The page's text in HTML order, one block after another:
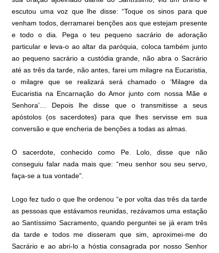
escutou uma voz que lhe disse: “Toque os sinos para que
venham todos, derramarei benções aos que estejam presente
e todo o dia. Pega o teu pequeno sacrário de adoração
particular e leva-o ao altar da paróquia, coloca também junto
ao pequeno sacrário a custódia grande, não abra o Sacrário
até as três da tarde, não antes, farei um milagre na Eucaristia
o milagre que se realizará será chamado o ‘Milagre da
Eucaristia na Encarnação do Amor junto com nossa Mãe e
Senhora’… Depois lhe disse que o transmitisse a seus
apóstolos (os sacerdotes) para que lhes servisse em sua
conversão e que encheria de benções a todas as almas.
O sacerdote, conhecido como Pe. Lolo, disse que não
conseguiu falar nada mais que: “meu senhor sou seu servo,
faça-se a tua vontade”.
Logo fez tudo o que lhe ordenou “e por volta das três da tarde
as pessoas que estávamos reunidas, rezávamos uma estação
ao Santíssimo Sacramento, quando perguntei se já eram três
da tarde e todos me disseram que sim, aproximei-me do
Sacrário e ao abri-lo a hóstia consagrada por nosso Senhor